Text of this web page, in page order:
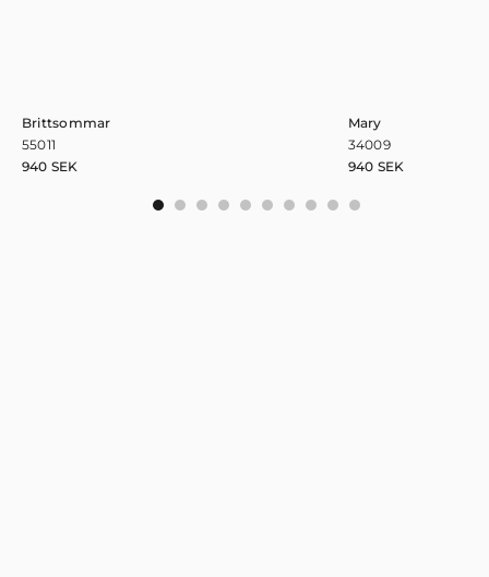
Brittsommar
55011
940 SEK
Mary
34009
940 SEK
0 1 2 3 4 5 6 7 8 9